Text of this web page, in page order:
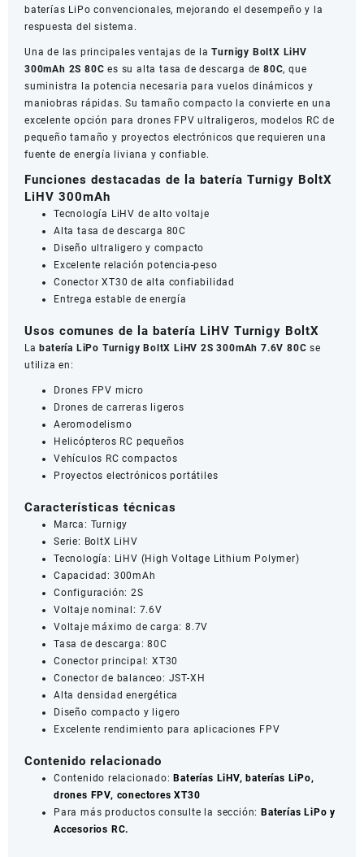
cantidad
baterías LiPo convencionales, mejorando el desempeño y la
respuesta del sistema.
Una de las principales ventajas de laTurnigy BoltX LiHV
300mAh 2S 80C es su alta tasa de descarga de80C, que
suministra la potencia necesaria para vuelos dinámicos y
maniobras rápidas. Su tamaño compacto la convierte en una
excelente opción para drones FPV ultraligeros, modelos RC de
pequeño tamaño y proyectos electrónicos que requieren una
fuente de energía liviana y confiable.
Funciones destacadas de la batería Turnigy BoltX
LiHV 300mAh
Tecnología LiHV de alto voltaje
Alta tasa de descarga 80C
Diseño ultraligero y compacto
Excelente relación potencia-peso
Conector XT30 de alta confiabilidad
Entrega estable de energía
Usos comunes de la batería LiHV Turnigy BoltX
Labatería LiPo Turnigy BoltX LiHV 2S 300mAh 7.6V 80C se
utiliza en:
Drones FPV micro
Drones de carreras ligeros
Aeromodelismo
Helicópteros RC pequeños
Vehículos RC compactos
Proyectos electrónicos portátiles
Características técnicas
Marca: Turnigy
Serie: BoltX LiHV
Tecnología: LiHV (High Voltage Lithium Polymer)
Capacidad: 300mAh
Configuración: 2S
Voltaje nominal: 7.6V
Voltaje máximo de carga: 8.7V
Tasa de descarga: 80C
Conector principal: XT30
Conector de balanceo: JST-XH
Alta densidad energética
Diseño compacto y ligero
Excelente rendimiento para aplicaciones FPV
Contenido relacionado
Contenido relacionado: Baterías LiHV, baterías LiPo,
drones FPV, conectores XT30
Para más productos consulte la sección: Baterías LiPo y
Accesorios RC.